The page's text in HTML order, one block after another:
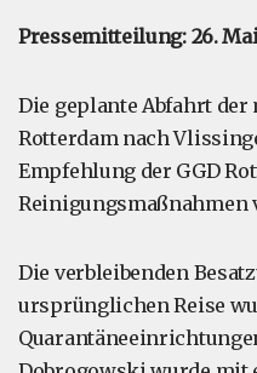
Pressemitteilung: 26.
Die geplante Abfahrt
Rotterdam nach
Empfehlung der GGD
Reinigungsmaßnahmen
Die verbleibenden
ursprünglichen Reise